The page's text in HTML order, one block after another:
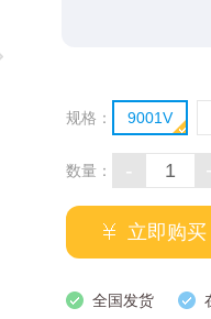
规格： 9001V
数量： -
立即购买
全国发货